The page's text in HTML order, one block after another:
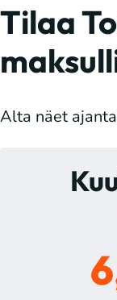
Tilaa
Alta näet